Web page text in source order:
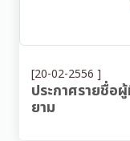
[20-02-2556 ]
ประกาศรายชื่อ
ยาม